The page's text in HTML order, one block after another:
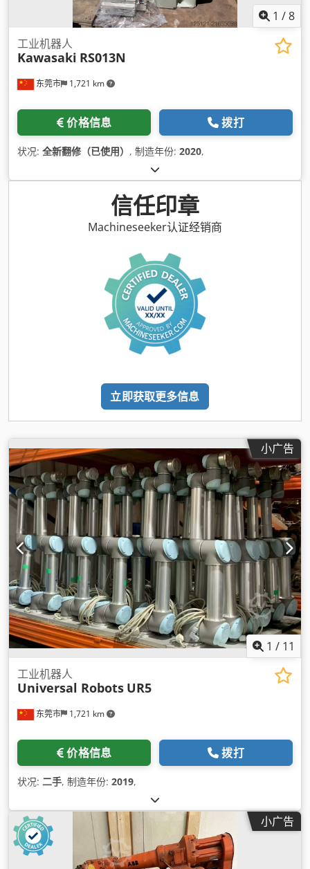
1 /8
东莞市 1,721 km
工业机器人
Kawasaki RS013N
价格信息 拨打
状况: 全新翻修（已使用） , 制造年份: 2020,
信任印章
Machineseeker认证经销商
立即获取更多信息
小广告
1 / 11
东莞市 1,721 km
工业机器人
Universal Robots UR5
价格信息 拨打
状况: 二手, 制造年份: 2019,
小广告